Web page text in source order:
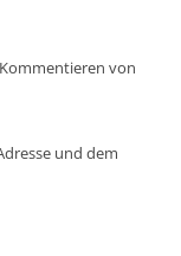
von
und dem